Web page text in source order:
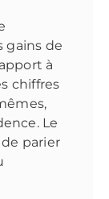
gains de
à
chiffres
Le
parier